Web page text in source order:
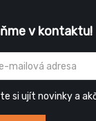
v kontaktu!
si ujít novinky a